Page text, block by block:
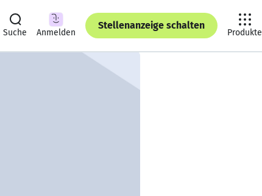
Suche Anmelden
Stellenanzeige schalten
Produkte